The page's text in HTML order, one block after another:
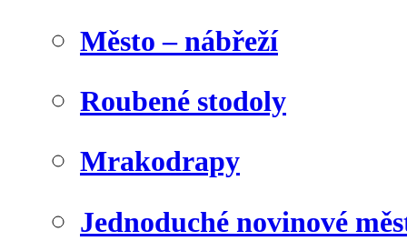
Město – nábřeží
Roubené stodoly
Mrakodrapy
Jednoduché novinové